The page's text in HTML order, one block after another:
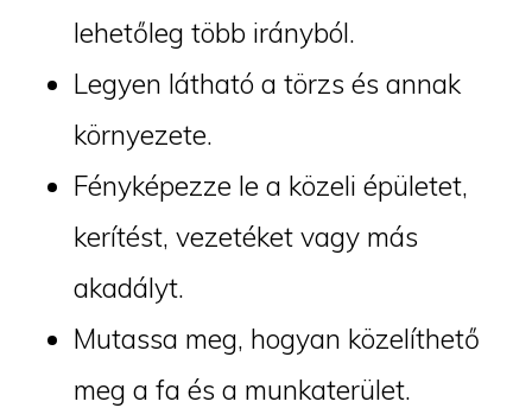
lehetőleg több irányból.
Legyen látható a törzs és annak
környezete.
Fényképezze le a közeli épületet,
kerítést, vezetéket vagy más
akadályt.
Mutassa meg, hogyan közelíthető
meg a fa és a munkaterület.